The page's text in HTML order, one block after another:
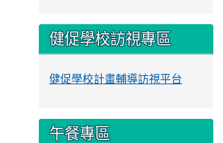
健促學校訪視專區
健促學校計畫輔導訪視平台
午餐專區